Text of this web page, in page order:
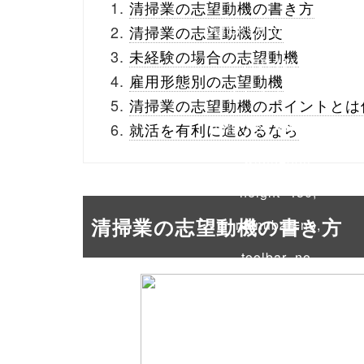
buttons.php on line
/1014017"
onclick="window.open
(this.href, 'Gwindow',
height=450,
menubar=no,
toolbar=no,
清掃業の志望動機の書き方
清掃業の志望動機例文
未経験の場合の志望動機
雇用形態別の志望動機
清掃業の志望動機のポイントとは
就活を有利に進めるなら
清掃業の志望動機の書き方